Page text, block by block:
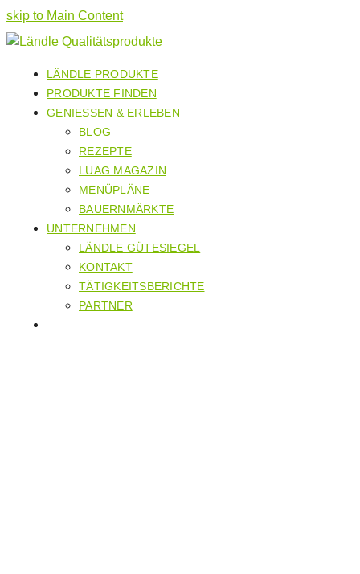
skip to Main Content
LÄNDLE PRODUKTE
PRODUKTE FINDEN
GENIESSEN & ERLEBEN
BLOG
REZEPTE
LUAG MAGAZIN
MENÜPLÄNE
BAUERNMÄRKTE
UNTERNEHMEN
LÄNDLE GÜTESIEGEL
KONTAKT
TÄTIGKEITSBERICHTE
PARTNER